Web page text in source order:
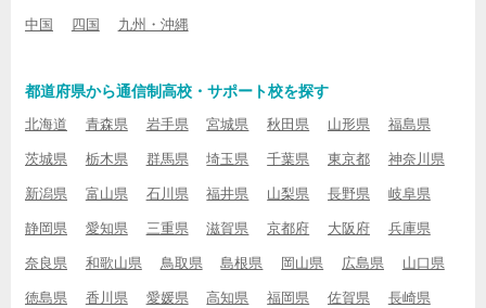
中国 四国 九州・沖縄
都道府県から通信制高校・サポート校を探す
北海道 青森県 岩手県 宮城県 秋田県 山形県 福島県
茨城県 栃木県 群馬県 埼玉県 千葉県 東京都 神奈川県
新潟県 富山県 石川県 福井県 山梨県 長野県 岐阜県
静岡県 愛知県 三重県 滋賀県 京都府 大阪府 兵庫県
奈良県 和歌山県 鳥取県 島根県 岡山県 広島県 山口県
徳島県 香川県 愛媛県 高知県 福岡県 佐賀県 長崎県